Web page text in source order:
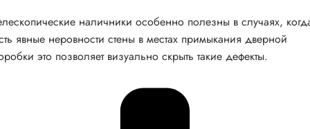
наличники особенно полезны в случаях,
явные неровности стены в местах примыкания дверной
это позволяет визуально скрыть такие дефекты.